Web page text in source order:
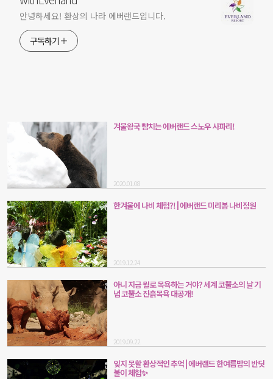
안녕하세요! 환상의 나라 에버랜드입니다.
구독하기
겨울왕국 뺨치는 에버랜드 스노우 사파리!
2020.01.08
한겨울에 나비 체험?! | 에버랜드 미리봄 나비정원
2019.12.24
아니 지금 뭘로 목욕하는 거야? 세계 코뿔소의 날 기
념 코뿔소 진흙목욕 대공개!
2019.09.22
잊지 못할 환상적인 추억 | 에버랜드 한여름밤의 반딧
불이 체험✨